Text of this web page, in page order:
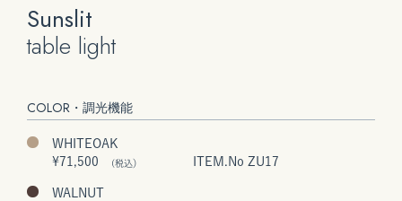
Sunslit
table light
COLOR・調光機能
WHITEOAK
¥71,500
(税込） ITEM.No ZU17
WALNUT